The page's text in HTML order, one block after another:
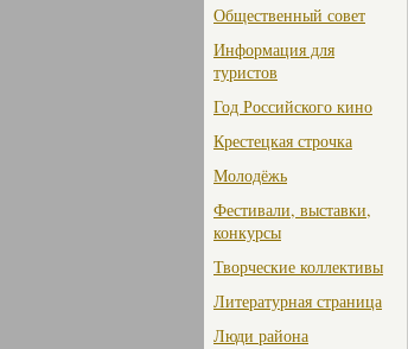
Общественный совет
Информация для
туристов
Год Российского кино
Крестецкая строчка
Молодёжь
Фестивали, выставки,
конкурсы
Творческие коллективы
Литературная страница
Люди района